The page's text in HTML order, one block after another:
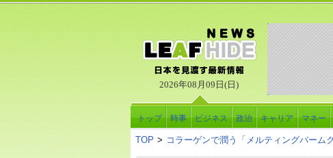
2026年08月09日(日)
トップ 時事 ビジネス 政治 キャリア マネー
TOP > コラーゲンで潤う「メルティングバーム